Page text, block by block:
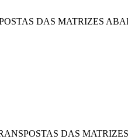
DAS MATRIZES
DAS